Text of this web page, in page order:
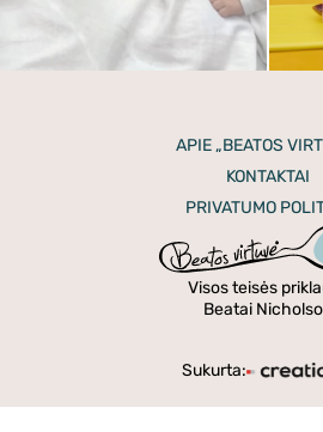
APIE „BEATOS
KONTAKTAI
PRIVATUMO
Visos teisės
Beatai
Sukurta: